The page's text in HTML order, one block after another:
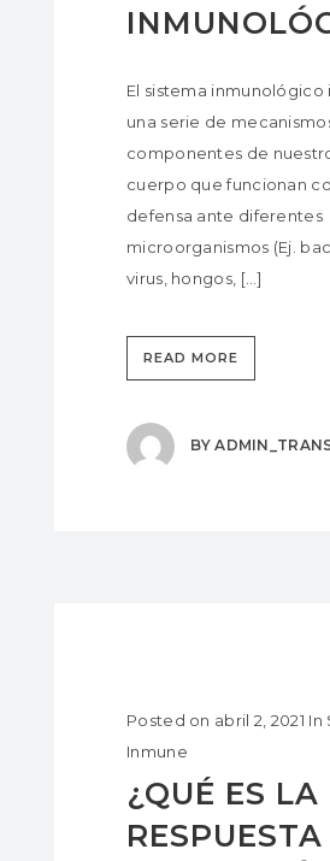
El sistema inmunológico
una serie de
componentes de
cuerpo que funcionan
defensa ante diferentes
microorganismos (Ej.
virus, hongos, […]
READ MORE
BY
Posted on abril 2, 2021 In
Inmune
¿QUÉ ES LA
RESPUESTA